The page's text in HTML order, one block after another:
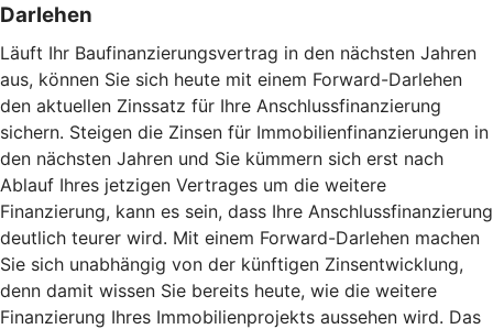
Darlehen
Läuft Ihr Baufinanzierungsvertrag in den nächsten Jahren
aus, können Sie sich heute mit einem Forward-Darlehen
den aktuellen Zinssatz für Ihre Anschlussfinanzierung
sichern. Steigen die Zinsen für Immobilienfinanzierungen in
den nächsten Jahren und Sie kümmern sich erst nach
Ablauf Ihres jetzigen Vertrages um die weitere
Finanzierung, kann es sein, dass Ihre Anschlussfinanzierung
deutlich teurer wird. Mit einem Forward-Darlehen machen
Sie sich unabhängig von der künftigen Zinsentwicklung,
denn damit wissen Sie bereits heute, wie die weitere
Finanzierung Ihres Immobilienprojekts aussehen wird. Das